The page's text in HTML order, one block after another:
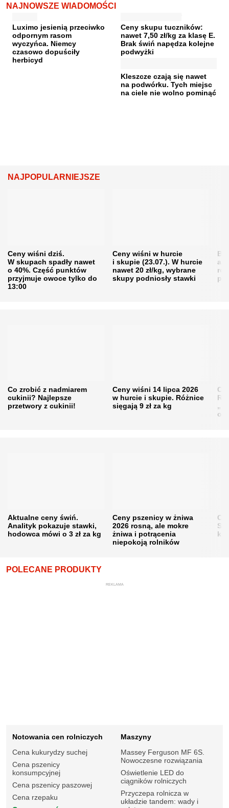
NAJNOWSZE WIADOMOŚCI
Luximo jesienią przeciwko
odpornym rasom
wyczyńca. Niemcy
czasowo dopuściły
herbicyd
Ceny skupu tuczników:
nawet 7,50 zł/kg za klasę E.
Brak świń napędza kolejne
podwyżki
Kleszcze czają się nawet
na podwórku. Tych miejsc
na ciele nie wolno pominąć
NAJPOPULARNIEJSZE
Ceny wiśni dziś.
W skupach spadły nawet
o 40%. Część punktów
przyjmuje owoce tylko do
13:00
Ceny wiśni w hurcie
i skupie (23.07.). W hurcie
nawet 20 zł/kg, wybrane
skupy podniosły stawki
Co zrobić z nadmiarem
cukinii? Najlepsze
przetwory z cukinii!
Ceny wiśni 14 lipca 2026
w hurcie i skupie. Różnice
sięgają 9 zł za kg
Aktualne ceny świń.
Analityk pokazuje stawki,
hodowca mówi o 3 zł za kg
Ceny pszenicy w żniwa
2026 rosną, ale mokre
żniwa i potrącenia
niepokoją rolników
POLECANE PRODUKTY
REKLAMA
Notowania cen rolniczych
Cena kukurydzy suchej
Cena pszenicy
konsumpcyjnej
Cena pszenicy paszowej
Cena rzepaku
Maszyny
Massey Ferguson MF 6S.
Nowoczesne rozwiązania
Oświetlenie LED do
ciągników rolniczych
Przyczepa rolnicza w
układzie tandem: wady i